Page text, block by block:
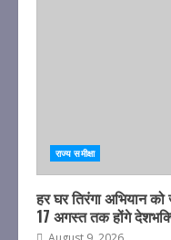
राज्य समीक्षा
हर घर तिरंगा अभियान
17 अगस्त तक होंगे